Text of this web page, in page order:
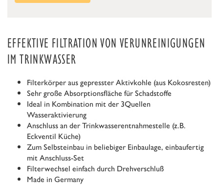
EFFEKTIVE FILTRATION VON VERUNREINIGUNGEN
IM TRINKWASSER
Filterkörper aus gepresster Aktivkohle (aus Kokosresten)
Sehr große Absorptionsfläche für Schadstoffe
Ideal in Kombination mit der 3Quellen
Wasseraktivierung
Anschluss an der Trinkwasserentnahmestelle (z.B.
Eckventil Küche)
Zum Selbsteinbau in beliebiger Einbaulage, einbaufertig
mit Anschluss-Set
Filterwechsel einfach durch Drehverschluß
Made in Germany